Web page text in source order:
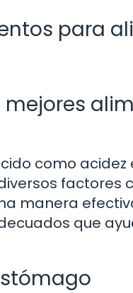
para
como
factores
manera
que